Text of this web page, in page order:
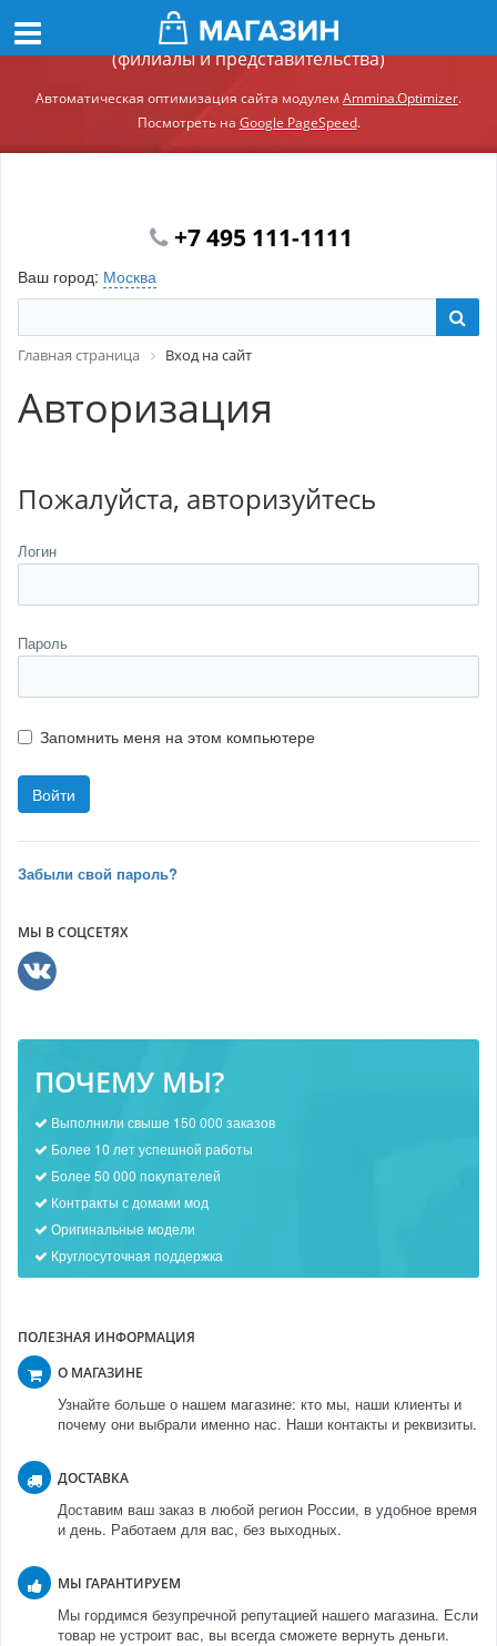
Демонстрационный сайт модуля Ammina.Регионы
(филиалы и представительства)
Автоматическая оптимизация сайта модулем Ammina.Optimizer.
Посмотреть на Google PageSpeed.
+7 495 111-1111
Ваш город: Москва
Главная страница Вход на сайт
Авторизация
Пожалуйста, авторизуйтесь
Логин
Пароль
Запомнить меня на этом компьютере
Забыли свой пароль?
МЫ В СОЦСЕТЯХ
ПОЧЕМУ МЫ?
Выполнили свыше 150 000 заказов
Более 10 лет успешной работы
Более 50 000 покупателей
Контракты с домами мод
Оригинальные модели
Круглосуточная поддержка
ПОЛЕЗНАЯ ИНФОРМАЦИЯ
О МАГАЗИНЕ
Узнайте больше о нашем магазине: кто мы, наши клиенты и
почему они выбрали именно нас. Наши контакты и реквизиты.
ДОСТАВКА
Доставим ваш заказ в любой регион России, в удобное время
и день. Работаем для вас, без выходных.
МЫ ГАРАНТИРУЕМ
Мы гордимся безупречной репутацией нашего магазина. Если
товар не устроит вас, вы всегда сможете вернуть деньги.